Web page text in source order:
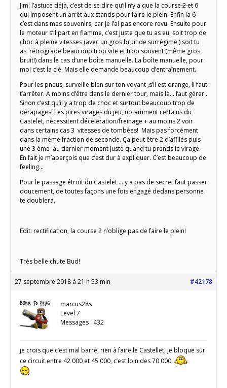
Jim: l’astuce déjà, c’est de se dire qu’il n’y a que la course2 et 6
qui imposent un arrêt aux stands pour faire le plein. Enfin la 6
c’est dans mes souvenirs, car je l’ai pas encore revu. Ensuite pour
le moteur s’il part en flamme, c’est juste que tu as eu soit trop de
choc à pleine vitesses (avec un gros bruit de surrégime ) soit tu
as rétrogradé beaucoup trop vite et trop souvent (même gros
bruit!) dans le cas d’une boîte manuelle. La boîte manuelle, pour
moi c’est la clé. Mais elle demande beaucoup d’entraînement.
Pour les pneus, surveille bien sur ton voyant ,s’il est orange, il faut
t’arrêter. A moins d’être dans le dernier tour, mais là… faut gérer .
Sinon c’est qu’il y a trop de choc et surtout beaucoup trop de
dérapages! Les pires virages du jeu, notamment certains du
Castelet, nécessitent décélération/freinage + au moins 2 voir
dans certains cas 3 vitesses de tombées! Mais pas forcément
dans la même fraction de seconde. Ça peut être 2 d’affilés puis
une 3 ème au dernier moment juste quand tu prends le virage.
En fait je m’aperçois que c’est dur à expliquer. C’est beaucoup de
feeling…
Pour le passage étroit du Castelet … y a pas de secret faut passer
doucement, de toutes façons une fois engagé dedans personne
te doublera.
Edit: rectification, la course 2 n’oblige pas de faire le plein!
Très belle chute Bud!
27 septembre 2018 à 21 h 53 min #42178
marcus28s
Level 7
Messages : 432
je crois que c’est mal barré, rien à faire le Castellet, je bloque sur
ce circuit entre 42 000 et 45 000, c’est loin des 70 000